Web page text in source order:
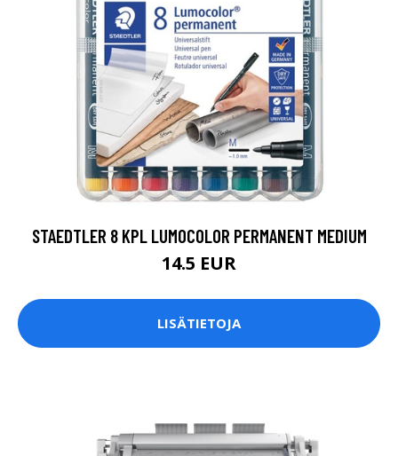
STAEDTLER 8 KPL LUMOCOLOR PERMANENT MEDIUM
14.5 EUR
LISÄTIETOJA